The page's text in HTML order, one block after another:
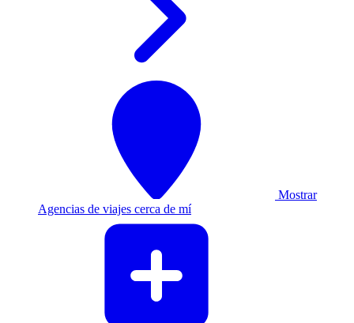
Mostrar
Agencias de viajes cerca de mí